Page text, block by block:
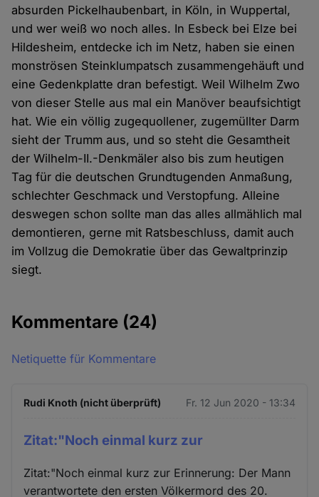
absurden Pickelhaubenbart, in Köln, in Wuppertal,
und wer weiß wo noch alles. In Esbeck bei Elze bei
Hildesheim, entdecke ich im Netz, haben sie einen
monströsen Steinklumpatsch zusammengehäuft und
eine Gedenkplatte dran befestigt. Weil Wilhelm Zwo
von dieser Stelle aus mal ein Manöver beaufsichtigt
hat. Wie ein völlig zugequollener, zugemüllter Darm
sieht der Trumm aus, und so steht die Gesamtheit
der Wilhelm-II.-Denkmäler also bis zum heutigen
Tag für die deutschen Grundtugenden Anmaßung,
schlechter Geschmack und Verstopfung. Alleine
deswegen schon sollte man das alles allmählich mal
demontieren, gerne mit Ratsbeschluss, damit auch
im Vollzug die Demokratie über das Gewaltprinzip
siegt.
Kommentare (24)
Netiquette für Kommentare
Rudi Knoth (nicht überprüft) Fr. 12 Jun 2020 - 13:34
Zitat:"Noch einmal kurz zur
Zitat:"Noch einmal kurz zur Erinnerung: Der Mann
verantwortete den ersten Völkermord des 20.